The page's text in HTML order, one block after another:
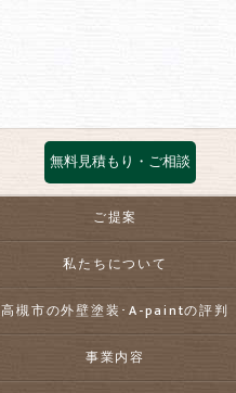
無料見積もり・ご相談
ご提案
私たちについて
高槻市の外壁塗装･A-paintの評判
事業内容